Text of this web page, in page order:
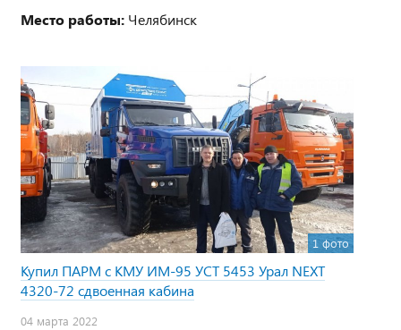
Место работы: Челябинск
1 фото
Купил ПАРМ с КМУ ИМ-95 УСТ 5453 Урал NEXT
4320-72 сдвоенная кабина
04 марта 2022